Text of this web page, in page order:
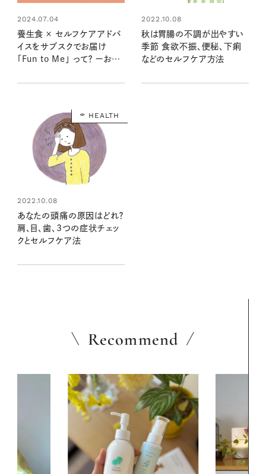
2024.07.04
養⽣食 × セルフケアアドバ
イスをサブスクでお届け
「Fun to Me」 って？ ーおと
2022.10.08
秋は胃腸の不調が出やすい
季節 食欲不振、便秘、下痢
などのセルフケア方法
HEALTH
2022.10.08
あなたの頭痛の原因はどれ？
肩、目、歯、3つの症状チェッ
クとセルフケア法
Recommend